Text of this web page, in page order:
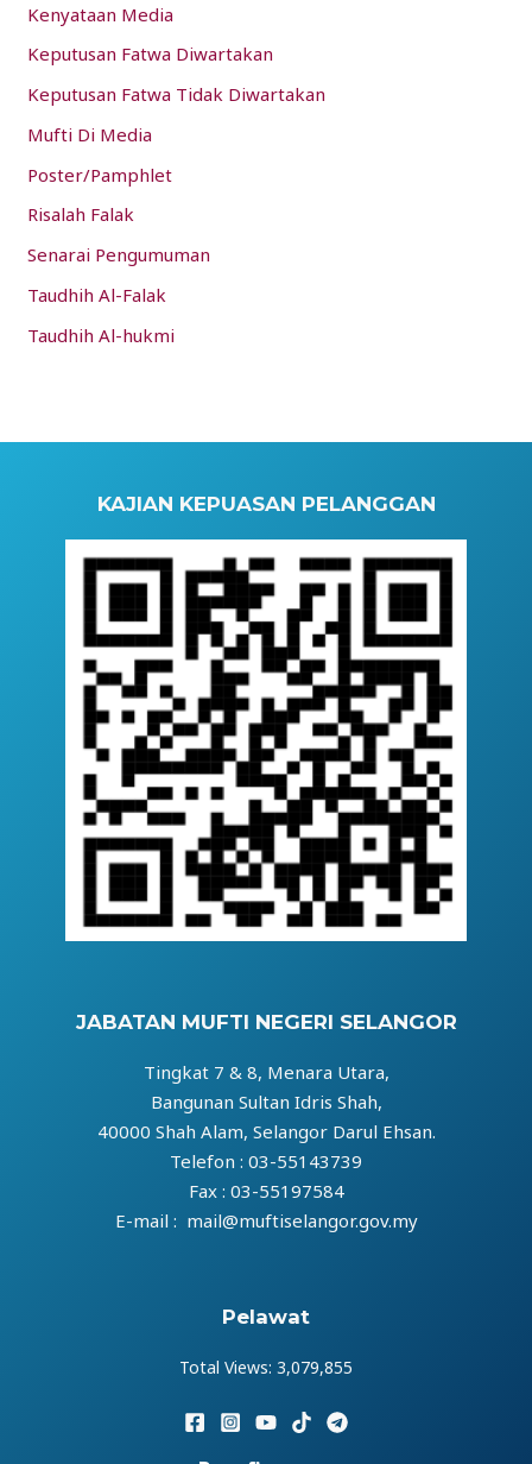
Kenyataan Media
Keputusan Fatwa Diwartakan
Keputusan Fatwa Tidak Diwartakan
Mufti Di Media
Poster/Pamphlet
Risalah Falak
Senarai Pengumuman
Taudhih Al-Falak
Taudhih Al-hukmi
KAJIAN KEPUASAN PELANGGAN
JABATAN MUFTI NEGERI SELANGOR
Tingkat 7 & 8, Menara Utara,
Bangunan Sultan Idris Shah,
40000 Shah Alam, Selangor Darul Ehsan.
Telefon : 03-55143739
Fax : 03-55197584
E-mail : mail@muftiselangor.gov.my
Pelawat
Total Views: 3,079,855